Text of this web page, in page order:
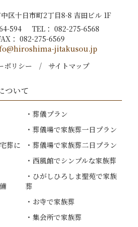
区十日市町2丁目8-8 吉田ビル 1F
594 TEL： 082-275-6568
： 082-275-6569
jitakusou.jp
ポリシー
サイトマップ
ついて
葬に
葬儀プラン
葬儀場で家族葬一日プラン
葬儀場で家族葬二日プラン
西風館でシンプルな家族葬
ひがしひろしま聖苑で家族
葬
お寺で家族葬
集会所で家族葬